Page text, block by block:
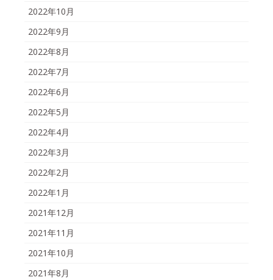
2022年10月
2022年9月
2022年8月
2022年7月
2022年6月
2022年5月
2022年4月
2022年3月
2022年2月
2022年1月
2021年12月
2021年11月
2021年10月
2021年8月